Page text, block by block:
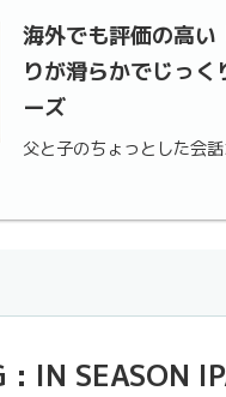
海外でも評価の高い
りが滑らかでじっ
ーズ
父と子のちょっとした会
: IN SEASON